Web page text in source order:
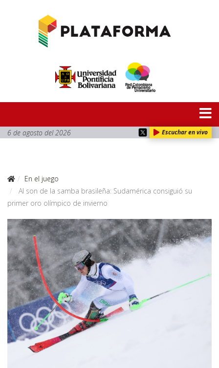
6 de agosto del 2026 Escuchar en vivo
En el juego
Al son de la samba brasileña: Sudamérica consiguió su
primer oro olímpico de invierno